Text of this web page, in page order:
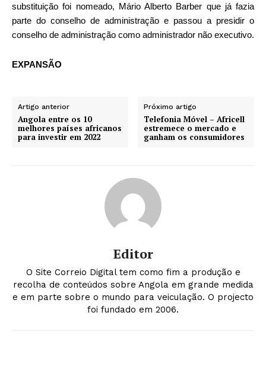
substituição foi nomeado, Mário Alberto Barber que já fazia
parte do conselho de administração e passou a presidir o
conselho de administração como administrador não executivo.
EXPANSÃO
Artigo anterior
Angola entre os 10
melhores países africanos
para investir em 2022
Próximo artigo
Telefonia Móvel – Africell
estremece o mercado e
ganham os consumidores
Editor
O Site Correio Digital tem como fim a produção e
recolha de conteúdos sobre Angola em grande medida
e em parte sobre o mundo para veiculação. O projecto
foi fundado em 2006.